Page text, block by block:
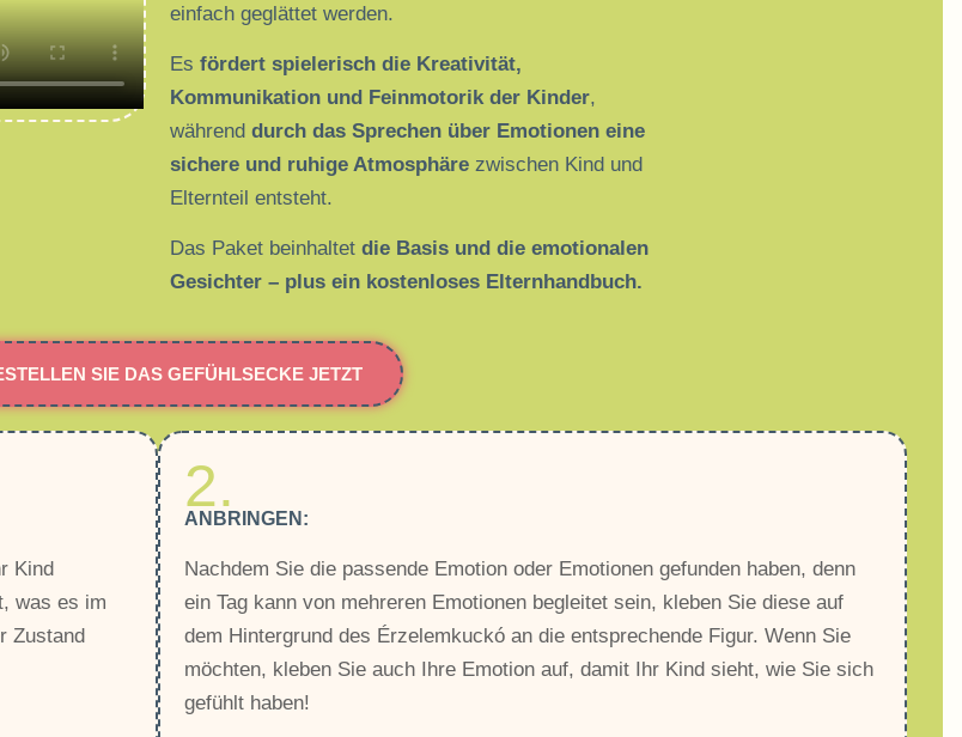
einfach geglättet werden.
Es fördert spielerisch die Kreativität,
Kommunikation und Feinmotorik der Kinder,
während durch das Sprechen über Emotionen eine
sichere und ruhige Atmosphäre zwischen Kind und
Elternteil entsteht.
Das Paket beinhaltet die Basis und die emotionalen
Gesichter – plus ein kostenloses Elternhandbuch.
SIE DAS GEFÜHLSECKE JETZT
Kind
was es im
Zustand
2.
ANBRINGEN:
Nachdem Sie die passende Emotion oder Emotionen gefunden haben, denn
ein Tag kann von mehreren Emotionen begleitet sein, kleben Sie diese auf
dem Hintergrund des Érzelemkuckó an die entsprechende Figur. Wenn Sie
möchten, kleben Sie auch Ihre Emotion auf, damit Ihr Kind sieht, wie Sie sich
gefühlt haben!